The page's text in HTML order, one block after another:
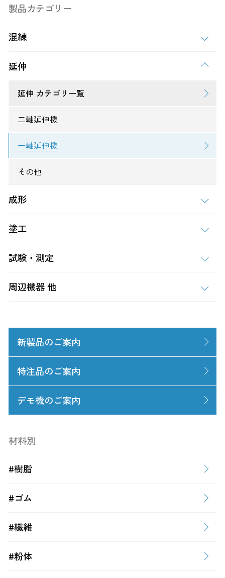
製品カテゴリー
混練
延伸
延伸 カテゴリ一覧
二軸延伸機
一軸延伸機
その他
成形
塗工
試験・測定
周辺機器 他
新製品のご案内
特注品のご案内
デモ機のご案内
材料別
#樹脂
#ゴム
#繊維
#粉体